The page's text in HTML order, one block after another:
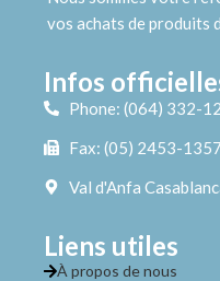
vos achats de produits
Infos
Phone: (064) 332-
Fax: (05) 2453-1357
Val d'Anfa
Liens utiles
À propos de nous